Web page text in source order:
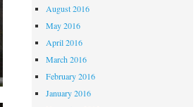
August 2016
May 2016
April 2016
March 2016
February 2016
January 2016